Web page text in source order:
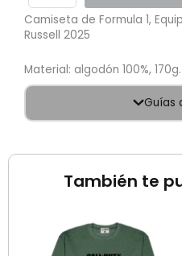
Camiseta de Formula 1,
Russell 2025
Material: algodón 100%, 170g.
Guías
También te